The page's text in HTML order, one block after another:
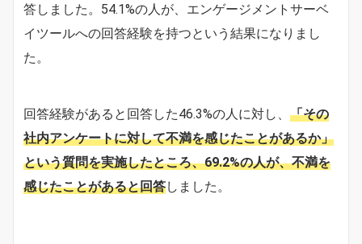
答しました。54.1%の人が、エンゲージメントサーベ
イツールへの回答経験を持つという結果になりまし
た。
回答経験があると回答した46.3%の人に対し、 「その
社内アンケートに対して不満を感じたことがあるか」
という質問を実施したところ、69.2%の人が、不満を
感じたことがあると回答しました。